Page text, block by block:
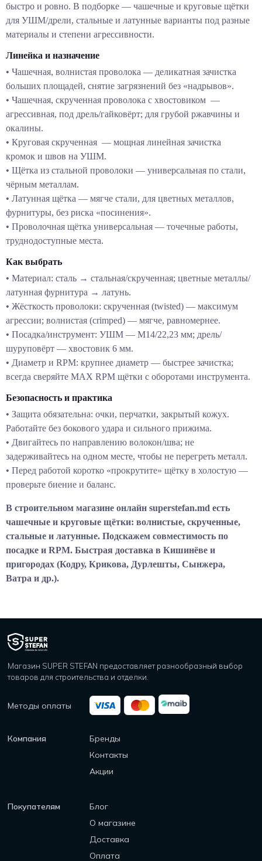
быстро и ровно. В подборке — чашечные и круговые щётки
для УШМ/дрели, стальные и латунные варианты под разные
материалы и степени агрессивности.
Линейка и назначение
• Чашечная, волнистая проволока — деликатная зачистка
больших площадей, снятие загрязнений без «надрывов».
• Чашечная, скрученная проволока с хвостовиком —
агрессивная, под дрель/гайковёрт; для грубой ржавчины и
окалины.
• Круговая скрученная — мощная линейная зачистка
кромок и швов на УШМ.
• Щётка из стальной проволоки — универсальная по стали,
чёрным металлам.
• Латунная щётка — мягче стали, для цветных металлов,
фурнитуры, без риска «посинения».
• Проволочная щётка универсальная — точечные работы,
труднодоступные места.
Как выбрать
• Материал: сталь → стальная/скрученная; цветные металлы/
латунная фурнитура → латунь.
• Жёсткость проволоки: скрученная (twisted) — максимум
агрессии; волнистая (crimped) — мягче, равномернее.
• Посадка/инструмент: УШМ — М14/22,23 мм; дрель/
шуруповёрт — хвостовик 6 мм.
• Диаметр и RPM: крупнее диаметр — быстрее зачистка;
всегда сверяйте MAX RPM щётки с оборотами инструмента.
Безопасность и практика
• Защита обязательна: очки, перчатки, закрытый кожух.
Работайте без бокового удара и сильного прижима.
• Двигайтесь по направлению волокон/шва; не
задерживайтесь на одном месте, чтобы не перегреть металл.
• Перед работой коротко «прокрутите» щётку в холостую —
проверьте биение и баланс.
В строительном магазине онлайн superstefan.md есть
чашечные и круговые щётки: волнистые, скрученные,
стальные и латунные. Подскажем совместимость по
посадке и RPM. Быстрая доставка в Кишинёве и
пригородах (Кодру, Крикова, Дурлешты, Сынжера,
Ватра и др.).
Магазин SUPER STEFAN предоставляет разнообразный выбор
товаров для строительства и отделки.
Методы оплаты
Компания
Бренды
Контакты
Акции
Покупателям
Блог
О магазине
Доставка
Оплата